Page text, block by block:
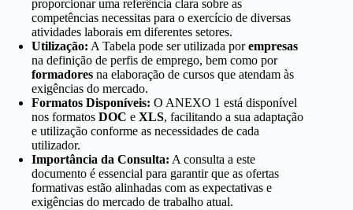
proporcionar uma referência clara sobre as
competências necessitas para o exercício de diversas
atividades laborais em diferentes setores.
Utilização: A Tabela pode ser utilizada porempresas
na definição de perfis de emprego, bem como por
formadores na elaboração de cursos que atendam às
exigências do mercado.
Formatos Disponíveis: O ANEXO 1 está disponível
nos formatos DOC e XLS, facilitando a sua adaptação
e utilização conforme as necessidades de cada
utilizador.
Importância da Consulta: A consulta a este
documento é essencial para garantir que as ofertas
formativas estão alinhadas com as expectativas e
exigências do mercado de trabalho atual.